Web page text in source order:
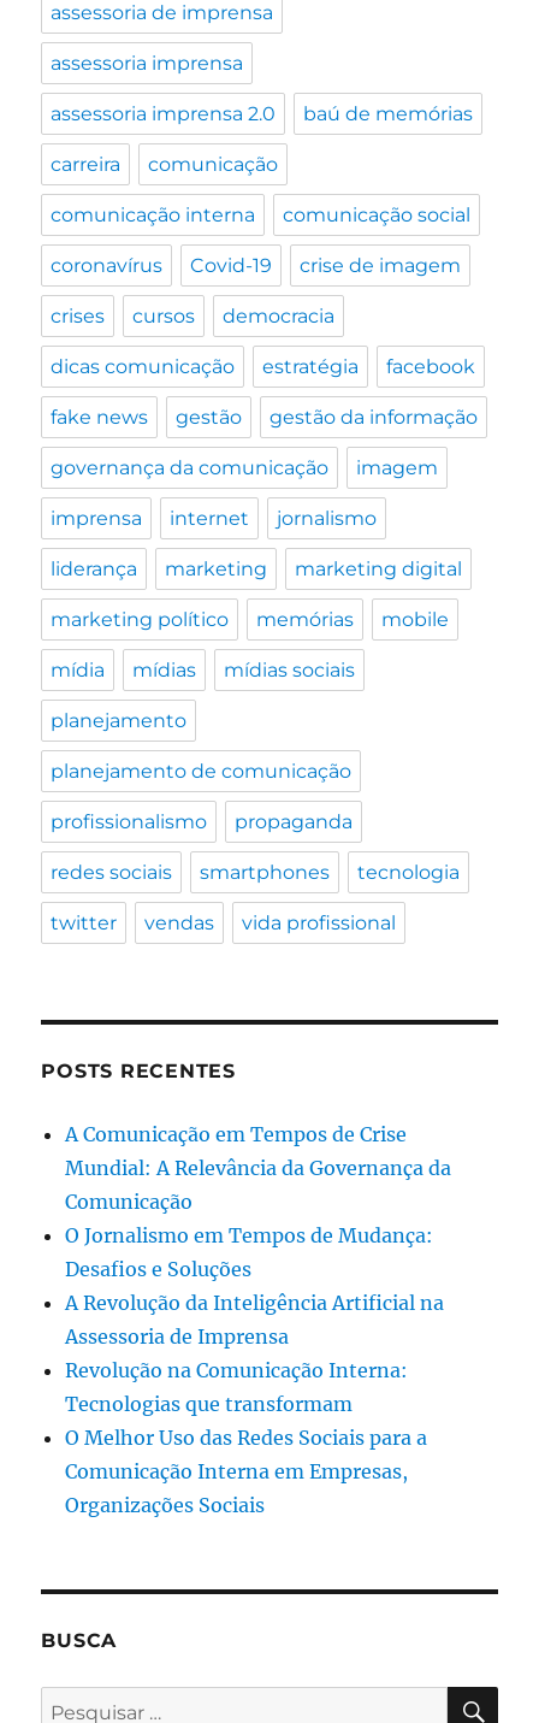
assessoria de imprensa
assessoria imprensa
assessoria imprensa 2.0 baú de memórias
carreira comunicação
comunicação interna comunicação social
coronavírus Covid-19 crise de imagem
crises cursos democracia
dicas comunicação estratégia facebook
fake news gestão gestão da informação
governança da comunicação imagem
imprensa internet jornalismo
liderança marketing marketing digital
marketing político memórias mobile
mídia mídias mídias sociais
planejamento
planejamento de comunicação
profissionalismo propaganda
redes sociais smartphones tecnologia
twitter vendas vida profissional
POSTS RECENTES
A Comunicação em Tempos de Crise
Mundial: A Relevância da Governança da
Comunicação
O Jornalismo em Tempos de Mudança:
Desafios e Soluções
A Revolução da Inteligência Artificial na
Assessoria de Imprensa
Revolução na Comunicação Interna:
Tecnologias que transformam
O Melhor Uso das Redes Sociais para a
Comunicação Interna em Empresas,
Organizações Sociais
BUSCA
Pesquisar